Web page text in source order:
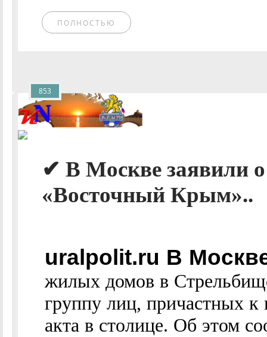
ПОЛНОСТЬЮ
✔ В Москве заявили
«Восточный Крым»..
uralpolit.ru В
жилых домов в
группу лиц, причастных к
акта в столице. Об этом
853